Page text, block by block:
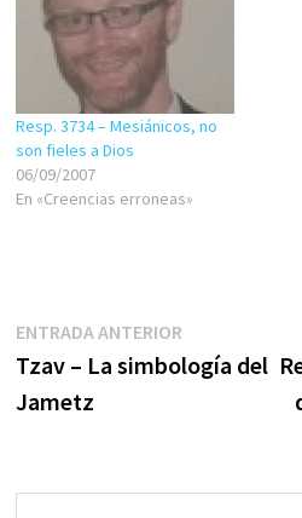
mujer joven…
Resp. 3734 – Mesiánicos, no
son fieles a Dios
06/09/2007
En «Creencias erroneas»
Navegación
de
ENTRADA ANTERIOREntrada
anterior:
Tzav – La simbología del
Jametz